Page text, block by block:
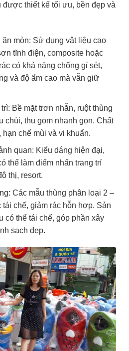
được thiết kế tối ưu, bền đẹp và
mòn: Sử dụng vật liệu cao
tĩnh điện, composite hoặc
có khả năng chống gỉ sét,
và độ ẩm cao mà vẫn giữ
Bề mặt trơn nhẵn, ruột thùng
chùi, thu gom nhanh gọn. Chất
hạn chế mùi và vi khuẩn.
quan: Kiểu dáng hiện đại,
thể làm điểm nhấn trang trí
thị, resort.
Các mẫu thùng phân loại 2 –
tái chế, giảm rác hỗn hợp. Sản
có thể tái chế, góp phần xây
sạch đẹp.